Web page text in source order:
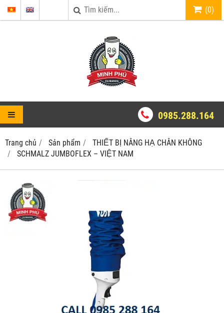
(0)
0985.288.164
Trang chủ Sản phẩm
THIẾT BỊ NÂNG HẠ CHÂN KHÔNG
SCHMALZ JUMBOFLEX – VIỆT NAM